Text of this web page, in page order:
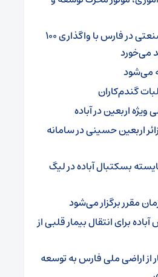
چهار طرح شهرک صنعتی در فارس با واگذاری ۱۰۰
می‌خورد
می‌شود
گندم‌کاران
ویژه اربعین در آباده
۷۸۷ هزار زائر اربعین حسینی در سامانه
بسکتبال آباده در لیگ
مقرر برگزار می‌شود
آباده برای انتقال بیمار قلبی از
۴۰۰ هکتار از اراضی ملی فارس به توسعه